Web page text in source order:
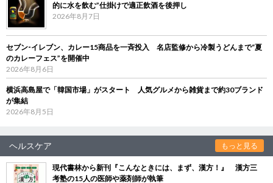
的に水を飲む”仕掛けで適正飲酒を後押し
2026年8月7日
セブン‐イレブン、カレー15商品を一斉投入 名店監修から冷製うどんまで“夏
のカレーフェス”を開催中
2026年8月6日
横浜高島屋で「韓国市場」がスタート 人気グルメから雑貨まで約30ブランド
が集結
2026年8月5日
ヘルスケア もっと見る
現代書林から新刊『こんなときには、まず、漢方！』 漢方三
考塾の15人の医師や薬剤師が執筆